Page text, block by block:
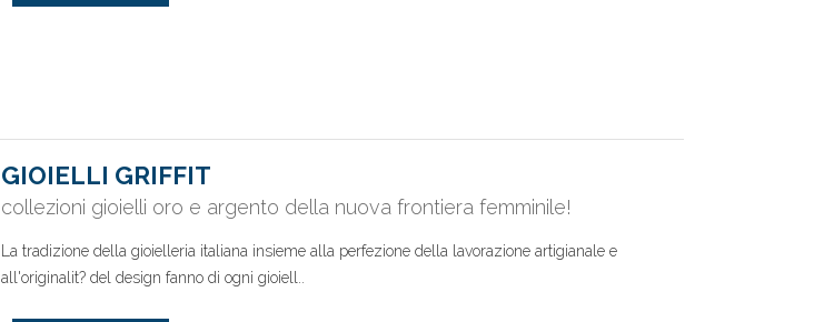
GIOIELLI GRIFFIT
collezioni gioielli oro e argento della nuova frontiera femminile!
La tradizione della gioielleria italiana insieme alla perfezione della lavorazione artigianale e
all'originalit? del design fanno di ogni gioiell..